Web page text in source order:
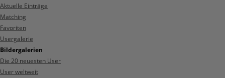
Aktuelle Einträge
Matching
Favoriten
Usergalerie
Bildergalerien
Die 20 neuesten User
User weltweit